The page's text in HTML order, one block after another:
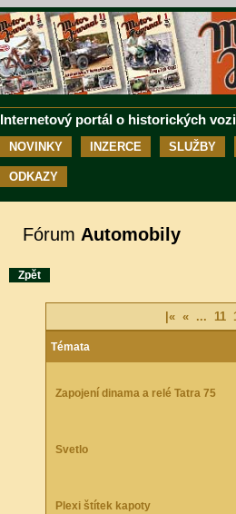
Internetový portál o historických
NOVINKY INZERCE SLUŽBY
ODKAZY
Fórum Automobily
Zpět
|« « ... 11
Témata
Zapojení dinama a relé Tatra 75
Svetlo
Plexi štítek kapoty